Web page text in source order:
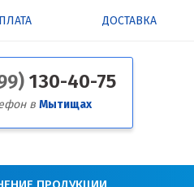
ДОСТАВКА
130-40-75
в Мытищах